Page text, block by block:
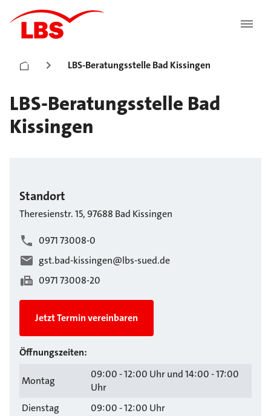
LBS-Beratungsstelle Bad Kissingen
LBS-Beratungsstelle Bad
Kissingen
Standort
Theresienstr.15,97688 Bad Kissingen
0971 73008-0
gst.bad-kissingen@lbs-sued.de
0971 73008-20
Jetzt Termin vereinbaren
Öffnungszeiten:
Montag
09:00 - 12:00 Uhr und 14:00 - 17:00
Uhr
Dienstag
09:00 - 12:00 Uhr